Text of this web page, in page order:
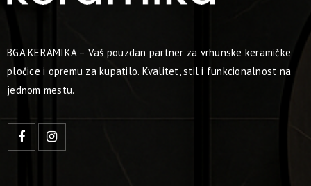
BGA KERAMIKA – Vaš pouzdan partner za vrhunske keramičke
pločice i opremu za kupatilo. Kvalitet, stil i funkcionalnost na
jednom mestu.